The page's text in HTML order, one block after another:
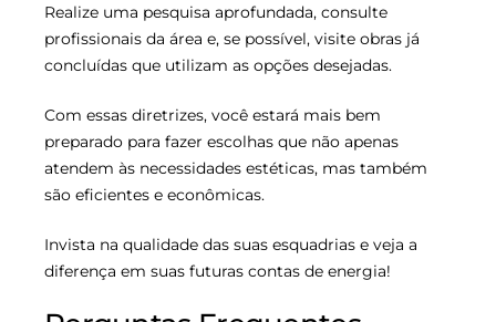
Realize uma pesquisa aprofundada, consulte
profissionais da área e, se possível, visite obras já
concluídas que utilizam as opções desejadas.
Com essas diretrizes, você estará mais bem
preparado para fazer escolhas que não apenas
atendem às necessidades estéticas, mas também
são eficientes e econômicas.
Invista na qualidade das suas esquadrias e veja a
diferença em suas futuras contas de energia!